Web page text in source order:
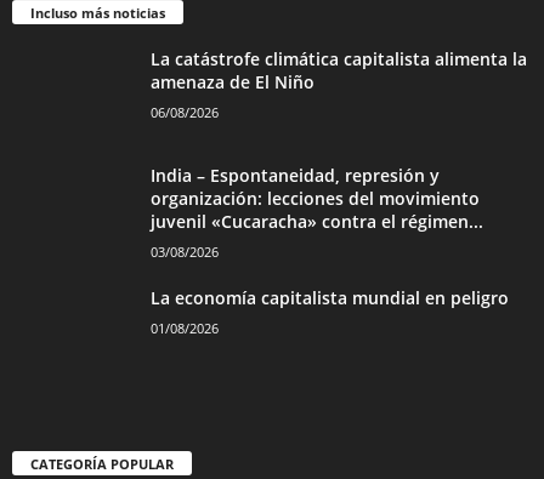
Incluso más noticias
La catástrofe climática capitalista alimenta la
amenaza de El Niño
06/08/2026
India – Espontaneidad, represión y
organización: lecciones del movimiento
juvenil «Cucaracha» contra el régimen...
03/08/2026
La economía capitalista mundial en peligro
01/08/2026
CATEGORÍA POPULAR